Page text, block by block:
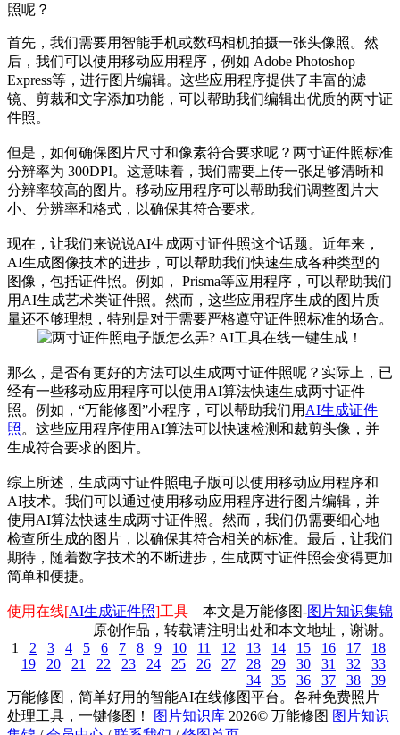
照呢？
首先，我们需要用智能手机或数码相机拍摄一张头像照。然
后，我们可以使用移动应用程序，例如 Adobe Photoshop
Express等，进行图片编辑。这些应用程序提供了丰富的滤
镜、剪裁和文字添加功能，可以帮助我们编辑出优质的两寸证
件照。
但是，如何确保图片尺寸和像素符合要求呢？两寸证件照标准
分辨率为 300DPI。这意味着，我们需要上传一张足够清晰和
分辨率较高的图片。移动应用程序可以帮助我们调整图片大
小、分辨率和格式，以确保其符合要求。
现在，让我们来说说AI生成两寸证件照这个话题。近年来，
AI生成图像技术的进步，可以帮助我们快速生成各种类型的
图像，包括证件照。例如， Prisma等应用程序，可以帮助我们
用AI生成艺术类证件照。然而，这些应用程序生成的图片质
量还不够理想，特别是对于需要严格遵守证件照标准的场合。
那么，是否有更好的方法可以生成两寸证件照呢？实际上，已
经有一些移动应用程序可以使用AI算法快速生成两寸证件
照。例如，“万能修图”小程序，可以帮助我们用 AI生成证件
照。这些应用程序使用AI算法可以快速检测和裁剪头像，并
生成符合要求的图片。
综上所述，生成两寸证件照电子版可以使用移动应用程序和
AI技术。我们可以通过使用移动应用程序进行图片编辑，并
使用AI算法快速生成两寸证件照。然而，我们仍需要细心地
检查所生成的图片，以确保其符合相关的标准。最后，让我们
期待，随着数字技术的不断进步，生成两寸证件照会变得更加
简单和便捷。
使用在线[AI生成证件照]工具 本文是万能修图-图片知识集锦
原创作品，转载请注明出处和本文地址，谢谢。
1 2 3 4 5 6 7 8 9 10 11 12 13 14 15 16 17
18
19
20 21 22 23 24 25 26 27 28 29 30 31 32
33
34
35 36 37 38
39
万能修图，简单好用的智能AI在线修图平台。各种免费照片
处理工具，一键修图！
图片知识库 2026© 万能修图 图片知识